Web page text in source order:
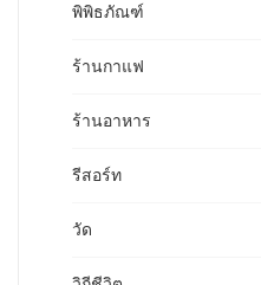
พิพิธภัณฑ์
ร้านกาแฟ
ร้านอาหาร
รีสอร์ท
วัด